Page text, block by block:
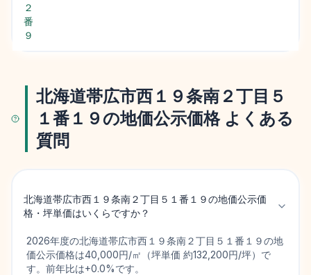
２
番
９
北海道帯広市西１９条南２丁目５
１番１９の地価公示価格 よくある
質問
北海道帯広市西１９条南２丁目５１番１９の地価公示価
格・坪単価はいくらですか？
2026年度の北海道帯広市西１９条南２丁目５１番１９の地
価公示価格は40,000円/㎡（坪単価 約132,200円/坪）で
す。前年比は+0.0%です。